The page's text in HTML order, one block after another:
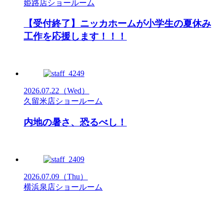
姫路店ショールーム
【受付終了】ニッカホームが小学生の夏休み
工作を応援します！！！
2026.07.22 （Wed）
久留米店ショールーム
内地の暑さ、恐るべし！
2026.07.09 （Thu）
横浜泉店ショールーム